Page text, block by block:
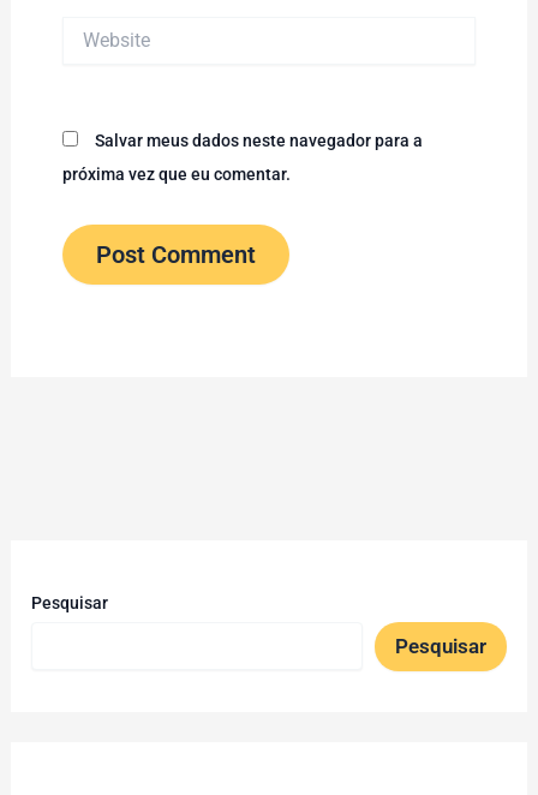
Salvar meus dados neste navegador para a
próxima vez que eu comentar.
Pesquisar
Pesquisar